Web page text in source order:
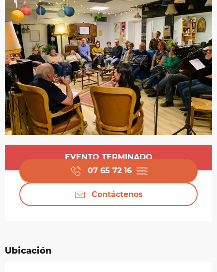
Horarios y datos de contacto
EVENTO TERMINADO
07 65 72 16 ▒▒
Contáctenos
Ubicación